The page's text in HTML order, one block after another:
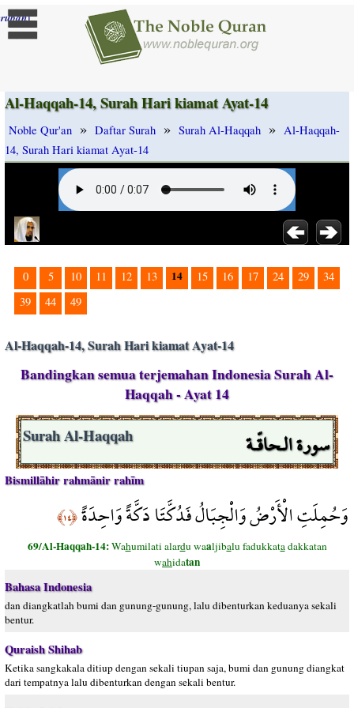
]
Al-Haqqah-14, Surah Hari kiamat Ayat-14
Noble Qur'an » Daftar Surah » Surah Al-Haqqah » Al-Haqqah-
14, Surah Hari kiamat Ayat-14
0 5 10 11 12 13 14 15 16 17 24 29
34
39
44 49
Al-Haqqah-14, Surah Hari kiamat Ayat-14
Bandingkan semua terjemahan Indonesia Surah Al-
Haqqah - Ayat 14
سورة الـحاقّـة Surah Al-Haqqah
Bismillāhir rahmānir rahīm
وَحُمِلَتِ الْأَرْضُ وَالْجِبَالُ فَدُكَّتَا دَكَّةً وَاحِدَةً﴿١٤﴾
69/Al-Haqqah-14:Wahumilati alardu waaljibalu fadukkatadakkatan
wahidatan
Bahasa Indonesia
dan diangkatlah bumi dan gunung-gunung, lalu dibenturkan keduanya sekali
bentur.
Quraish Shihab
Ketika sangkakala ditiup dengan sekali tiupan saja, bumi dan gunung diangkat
dari tempatnya lalu dibenturkan dengan sekali bentur.